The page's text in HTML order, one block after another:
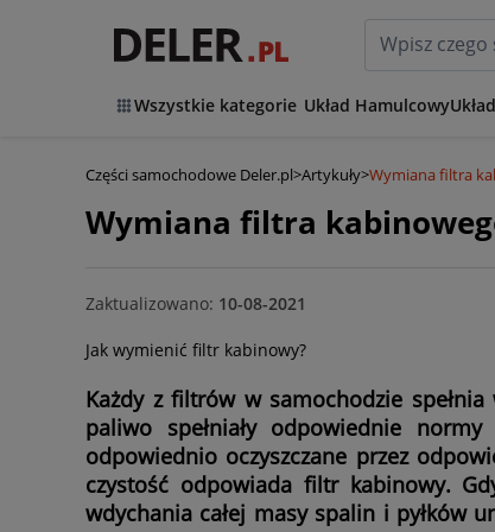
Wszystkie kategorie Układ Hamulcowy
Części samochodowe Deler.pl>Artykuły>Wymiana filtra
Wymiana filtra
Zaktualizowano: 10-08-2021
Jak wymienić filtr kabinowy?
Każdy z filtrów w samochodzie
paliwo spełniały odpowiednie
odpowiednio oczyszczane przez
czystość odpowiada filtr kabinowy.
wdychania całej masy spalin i pyłków